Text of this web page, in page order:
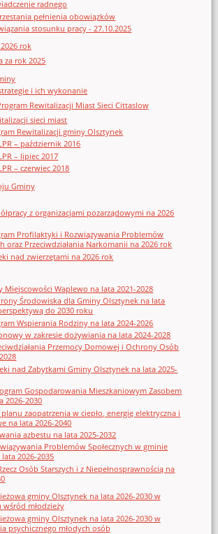
radnego
pełnienia obowiązków
stosunku pracy - 27.10.2025
rok
za rok 2025
i ich wykonanie
Rewitalizacji Miast Sieci Cittaslow
sieci miast
Rewitalizacji gminy Olsztynek
– październik 2016
– lipiec 2017
– czerwiec 2018
Gminy
z organizacjami pozarządowymi na 2026
Profilaktyki i Rozwiązywania Problemów
oraz Przeciwdziałania Narkomanii na 2026 rok
nad zwierzętami na 2026 rok
Miejscowości Waplewo na lata 2021-2028
Środowiska dla Gminy Olsztynek na lata
do 2030 roku
Wspierania Rodziny na lata 2024-2026
w zakresie dożywiania na lata 2024-2028
Przemocy Domowej i Ochrony Osób
nad Zabytkami Gminy Olsztynek na lata 2025-
Gospodarowania Mieszkaniowym Zasobem
2026-2030
planu zaopatrzenia w ciepło, energię elektryczna i
na lata 2026-2040
azbestu na lata 2025-2032
Problemów Społecznych w gminie
2026-2035
Osób Starszych i z Niepełnosprawnością na
gminy Olsztynek na lata 2026-2030 w
młodzieży
gminy Olsztynek na lata 2026-2030 w
psychicznego młodych osób